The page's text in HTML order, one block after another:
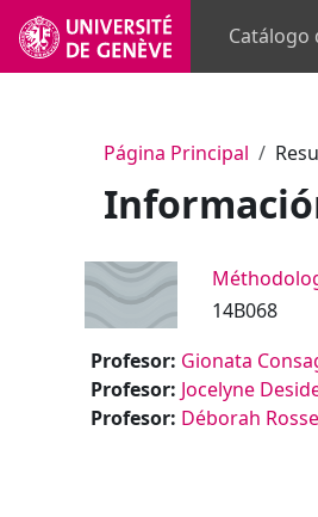
Salta al contenido principal
Catálogo
Página Principal
14B068
Profesor: Gionata
Profesor: Jocelyne
Profesor: Déborah